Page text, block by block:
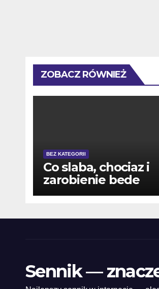
ZOBACZ RÓWNIEŻ
BEZ KATEGORII
Co slaba, chociaz i
zarobienie bede
musial niezaleznie
Sennik —